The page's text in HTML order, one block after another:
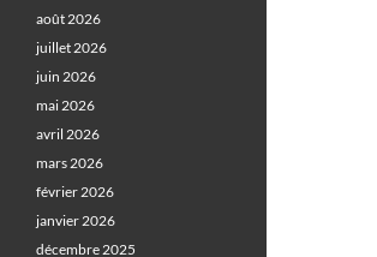
août 2026
juillet 2026
juin 2026
mai 2026
avril 2026
mars 2026
février 2026
janvier 2026
décembre 2025